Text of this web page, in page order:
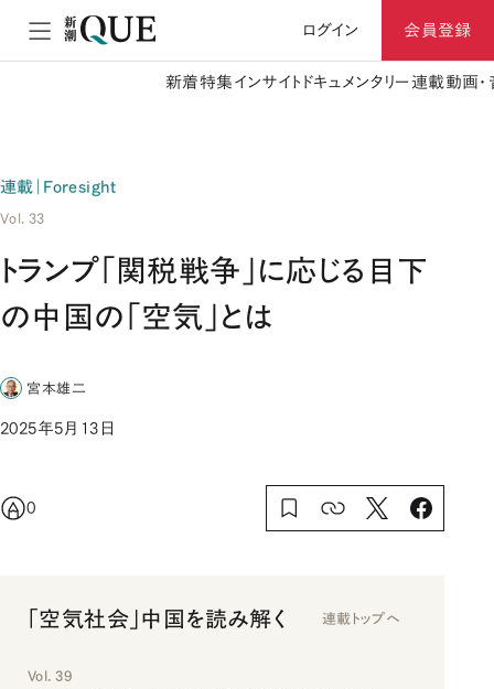
ログイン 会員登録
新着特集 インサイト ドキュメンタリー 連載動画
連載｜Foresight
Vol. 33
トランプ「関税戦争」に応じる目下
の中国の「空気」とは
宮本雄二
2025年5月13日
0
「空気社会」中国を読み解く 連載トップへ
Vol. 39